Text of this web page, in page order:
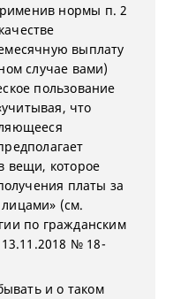
нормы п. 2
выплату
случае вами)
пользование
что
вещи, которое
платы за
(см.
по гражданским
№ 18-
и о таком